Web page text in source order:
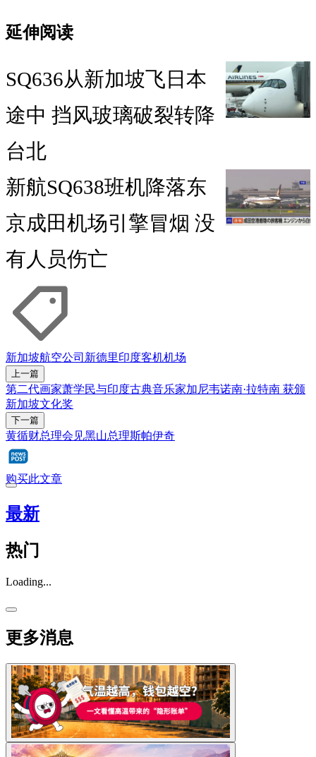
延伸阅读
SQ636从新加坡飞日本
途中 挡风玻璃破裂转降
台北
新航SQ638班机降落东
京成田机场引擎冒烟 没
有人员伤亡
新加坡航空公司 新德里印度客机机场
上一篇
第二代画家萧学民与印度古典音乐家加尼韦诺南·拉特南 获颁
新加坡文化奖
下一篇
黄循财总理会见黑山总理斯帕伊奇
购买此文章
最新
热门
Loading...
更多消息